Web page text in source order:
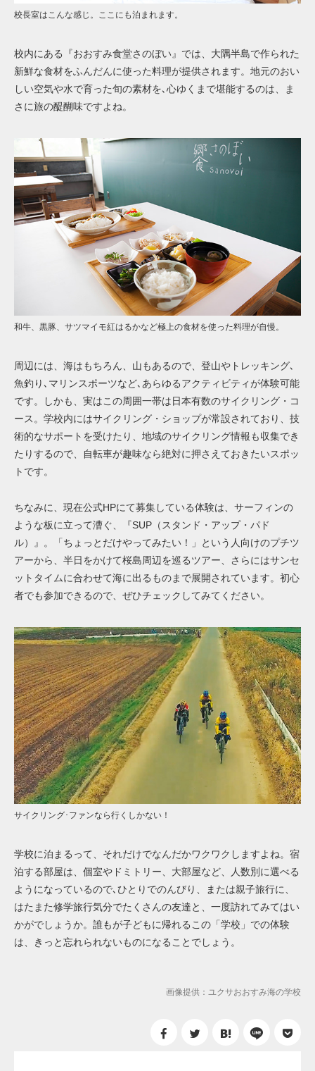
校長室はこんな感じ。ここにも泊まれます。
校内にある『おおすみ食堂さのぼい』では、 大隅半島で作られた
新鮮な食材をふんだんに使った料理が提供されます。地元のおい
しい空気や水で育った旬の素材を､心ゆくまで堪能するのは、ま
さに旅の醍醐味ですよね。
和牛、黒豚、サツマイモ紅はるかなど極上の食材を使った料理が自慢。
周辺には、海はもちろん、山もあるので、登山やトレッキング､
魚釣り､マリンスポーツなど､あらゆるアクティビティが体験可能
です。しかも、実はこの周囲一帯は日本有数のサイクリング・コ
ース。学校内にはサイクリング・ショップが常設されており、技
術的なサポートを受けたり、地域のサイクリング情報も収集でき
たりするので、自転車が趣味なら絶対に押さえておきたいスポッ
トです。
ちなみに、現在公式HPにて募集している体験は、サーフィンの
ような板に立って漕ぐ、『SUP（スタンド・アップ・パド
ル）
』。「ちょっとだけやってみたい！」という人向けのプチツ
アーから、半日をかけて桜島周辺を巡るツアー、さらにはサンセ
ットタイムに合わせて海に出るものまで展開されています。初心
者でも参加できるので、ぜひチェックしてみてください。
サイクリング･ファンなら行くしかない！
学校に泊まるって、それだけでなんだかワクワクしますよね。宿
泊する部屋は、個室やドミトリー、大部屋など、人数別に選べる
ようになっているので､ひとりでのんびり、または親子旅行に、
はたまた修学旅行気分でたくさんの友達と、一度訪れてみてはい
かがでしょうか。誰もが子どもに帰れるこの「学校」での体験
は、きっと忘れられないものになることでしょう。
画像提供：ユクサおおすみ海の学校